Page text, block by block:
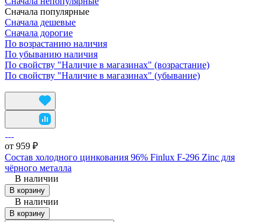
Сначала популярные
Сначала дешевые
Сначала дорогие
По возрастанию наличия
По убыванию наличия
По свойству "Наличие в магазинах" (возрастание)
По свойству "Наличие в магазинах" (убывание)
от 959 ₽
Состав холодного цинкования 96% Finlux F-296 Zinc для
чёрного металла
В наличии
В корзину
В наличии
В корзину